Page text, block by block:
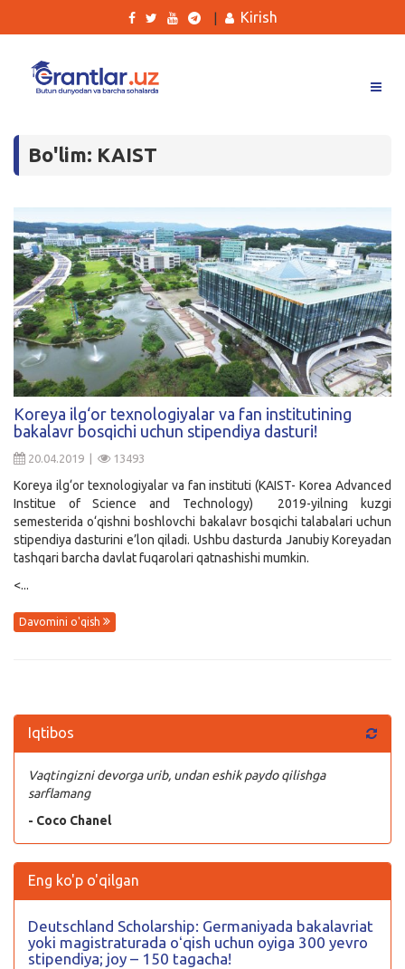
Tanlovlar
Kurslar
Blog
Yana
Qidirish
Kirish
Kirish
Bo'lim: KAIST
Koreya ilg‘or texnologiyalar va fan institutining
bakalavr bosqichi uchun stipendiya dasturi!
20.04.2019 | 13493
Koreya ilg‘or texnologiyalar va fan instituti (KAIST- Korea Advanced
Institue of Science and Technology) 2019-yilning kuzgi
semesterida o‘qishni boshlovchi bakalavr bosqichi talabalari uchun
stipendiya dasturini e’lon qiladi. Ushbu dasturda Janubiy Koreyadan
tashqari barcha davlat fuqarolari qatnashishi mumkin.
<...
Davomini o'qish
Iqtibos
Vaqtingizni devorga urib, undan eshik paydo qilishga
sarflamang
- Coco Chanel
Eng ko'p o'qilgan
Deutschland Scholarship: Germaniyada bakalavriat
yoki magistraturada oʻqish uchun oyiga 300 yevro
stipendiya; joy – 150 tagacha!